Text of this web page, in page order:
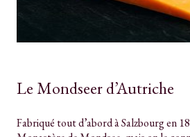
Le Mondseer d’Autriche
Fabriqué tout d’abord à Salzbourg en